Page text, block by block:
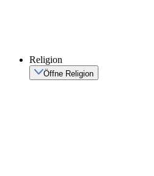
Religion
Öffne Religion